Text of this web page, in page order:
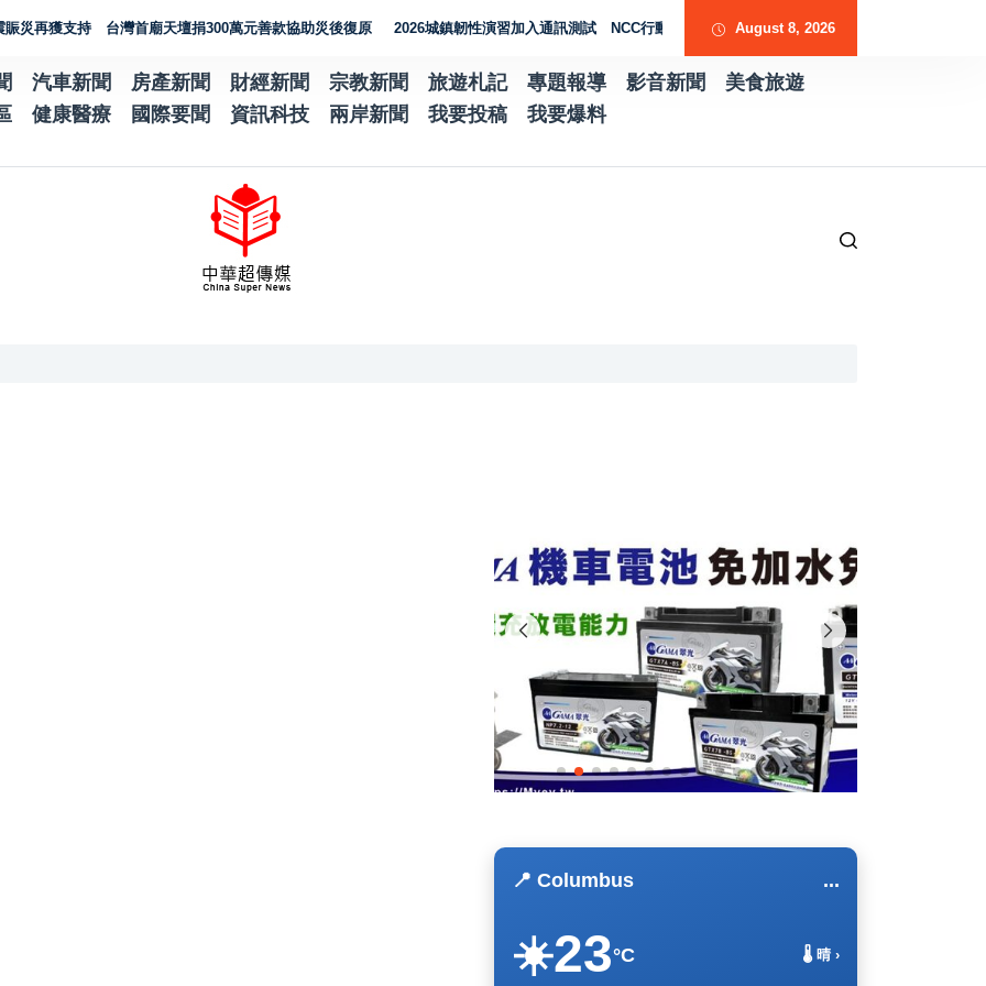
支持 台灣首廟天壇捐300萬元善款協助災後復原 2026城鎮韌性演習加入通訊測試 NCC行動網路降速演練驗證國家通訊防護能力
August 8, 2026
汽車新聞 房產新聞 財經新聞 宗教新聞 旅遊札記 專題報導 影音新聞
美食旅遊
健康醫療 國際要聞 資訊科技 兩岸新聞 我要投稿 我要爆料
📍 Columbus ...
☀️23°C 🌡️ 晴 ›